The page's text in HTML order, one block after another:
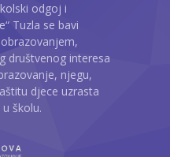
odgoj i
Tuzla se bavi
društvenog interesa
njegu,
djece uzrasta
školu.